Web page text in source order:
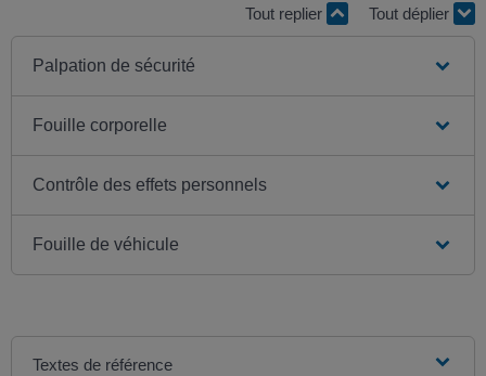
Tout replier Tout déplier
Palpation de sécurité
Fouille corporelle
Contrôle des effets personnels
Fouille de véhicule
Textes de référence